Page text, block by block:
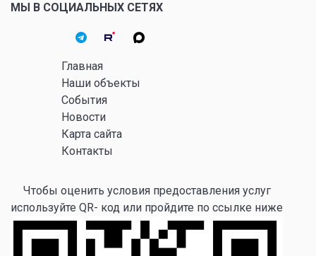
МЫ В СОЦИАЛЬНЫХ СЕТЯХ
Главная
Наши объекты
События
Новости
Карта сайта
Контакты
Чтобы оценить условия предоставления услуг
используйте QR- код или пройдите по ссылке ниже